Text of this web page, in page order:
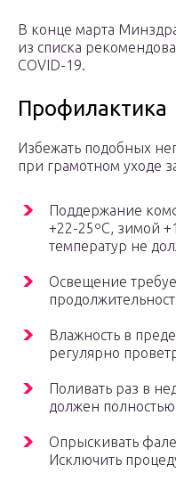
В конце марта
из списка
COVID-19.
Профилактика
Избежать подобных
при грамотном уходе
Поддержание
+22-25ºС, зимой
температур не
Освещение
Влажность в
регулярно
Поливать раз в
должен
Опрыскивать
Исключить